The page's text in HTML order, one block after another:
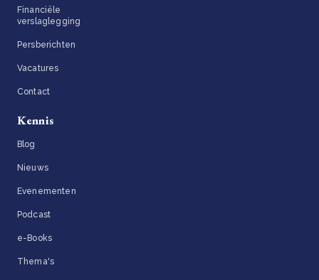
Financiële
verslaglegging
Persberichten
Vacatures
Contact
Kennis
Blog
Nieuws
Evenementen
Podcast
e-Books
Thema's